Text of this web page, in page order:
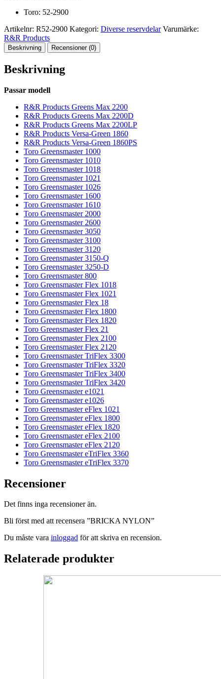
Toro: 52-2900
Artikelnr: R52-2900 Kategori: Diverse reservdelar Varumärke:
R&R Products
Beskrivning Recensioner (0)
Beskrivning
Passar modell
R&R Products Greens Max 2200
R&R Products Greens Max 2200D
R&R Products Greens Max 2200LP
R&R Products Versa-Green 1860
R&R Products Versa-Green 1860PS
Toro Greensmaster 1000
Toro Greensmaster 1010
Toro Greensmaster 1018
Toro Greensmaster 1021
Toro Greensmaster 1026
Toro Greensmaster 1600
Toro Greensmaster 1610
Toro Greensmaster 2000
Toro Greensmaster 2600
Toro Greensmaster 3050
Toro Greensmaster 3100
Toro Greensmaster 3120
Toro Greensmaster 3150-Q
Toro Greensmaster 3250-D
Toro Greensmaster 800
Toro Greensmaster Flex 1018
Toro Greensmaster Flex 1021
Toro Greensmaster Flex 18
Toro Greensmaster Flex 1800
Toro Greensmaster Flex 1820
Toro Greensmaster Flex 21
Toro Greensmaster Flex 2100
Toro Greensmaster Flex 2120
Toro Greensmaster TriFlex 3300
Toro Greensmaster TriFlex 3320
Toro Greensmaster TriFlex 3400
Toro Greensmaster TriFlex 3420
Toro Greensmaster e1021
Toro Greensmaster e1026
Toro Greensmaster eFlex 1021
Toro Greensmaster eFlex 1800
Toro Greensmaster eFlex 1820
Toro Greensmaster eFlex 2100
Toro Greensmaster eFlex 2120
Toro Greensmaster eTriFlex 3360
Toro Greensmaster eTriFlex 3370
Recensioner
Det finns inga recensioner än.
Bli först med att recensera ”BRICKA NYLON”
Du måste vara inloggad för att skriva en recension.
Relaterade produkter